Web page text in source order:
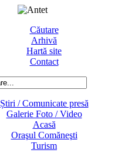
Căutare
Arhivă
Hartă site
Contact
Știri / Comunicate presă
Galerie Foto / Video
Acasă
Oraşul Comăneşti
Turism